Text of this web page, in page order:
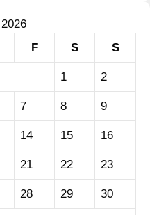
F S S
1 2
7 8 9
14 15 16
21 22 23
28 29 30